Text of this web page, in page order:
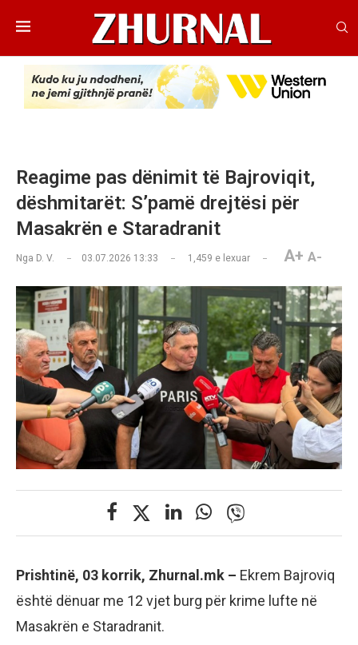
​Reagime pas dënimit të Bajroviqit,
dëshmitarët: S’pamë drejtësi për
Masakrën e Staradranit
Nga D. V. 03.07.2026 13:33 1,459 e lexuar A+ A-
Prishtinë, 03 korrik, Zhurnal.mk – Ekrem Bajroviq
është dënuar me 12 vjet burg për krime lufte në
Masakrën e Staradranit.